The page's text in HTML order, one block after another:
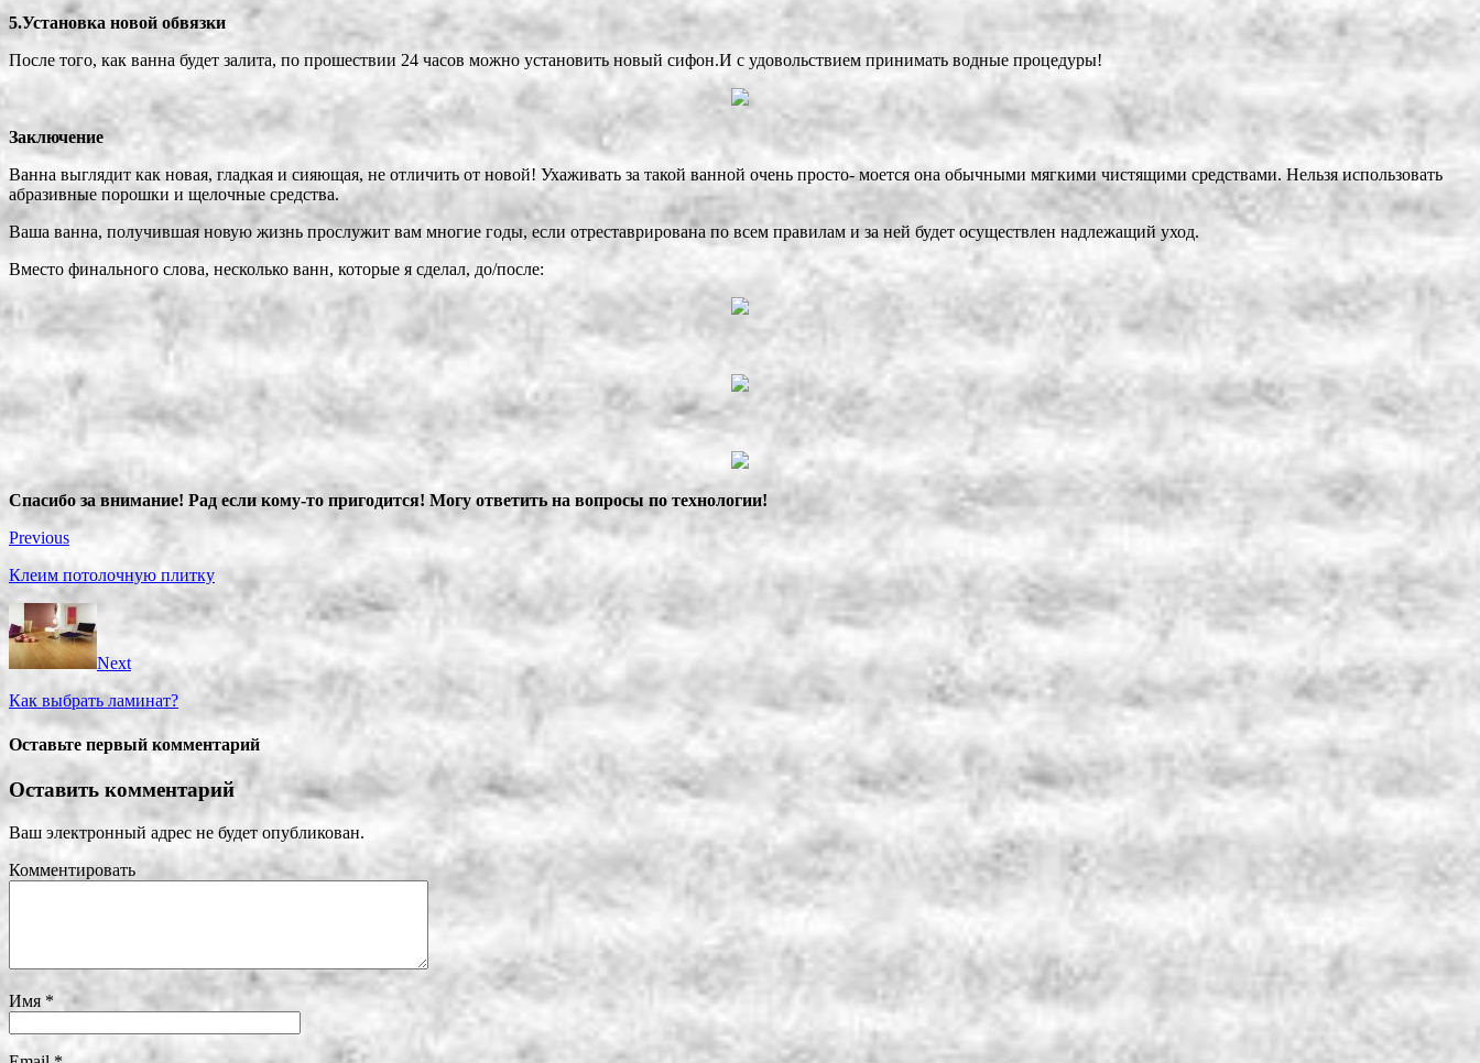
5.Установка новой обвязки
После того, как ванна будет залита, по прошествии 24 часов можно установить новый сифон.И с удовольствием принимать водные процедуры!
Заключение
Ванна выглядит как новая, гладкая и сияющая, не отличить от новой! Ухаживать за такой ванной очень просто- моется она обычными мягкими чистящими средствами. Нельзя использовать
абразивные порошки и щелочные средства.
Ваша ванна, получившая новую жизнь прослужит вам многие годы, если отреставрирована по всем правилам и за ней будет осуществлен надлежащий уход.
Вместо финального слова, несколько ванн, которые я сделал, до/после:
Спасибо за внимание! Рад если кому-то пригодится! Могу ответить на вопросы по технологии!
Previous
Клеим потолочную плитку
Next
Как выбрать ламинат?
Оставьте первый комментарий
Оставить комментарий
Ваш электронный адрес не будет опубликован.
Комментировать
Имя *